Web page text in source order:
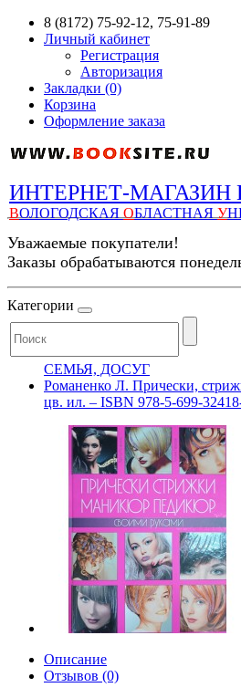
8 (8172) 75-92-12, 75-91-89
Личный кабинет
Регистрация
Авторизация
Закладки (0)
Корзина
Оформление заказа
ИНТЕРНЕТ-МАГАЗИН
ВОЛОГОДСКАЯ ОБЛАСТНАЯ У
Уважаемые покупатели!
Заказы обрабатываются
Категории
СЕМЬЯ, ДОСУГ
Романенко Л. Прически,
цв. ил. – ISBN 978-5-699-
Описание
Отзывов (0)